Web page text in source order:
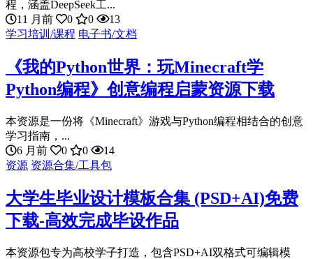
程，涵盖DeepSeek工...
11 月前
0 0
13
学习培训/课程 电子书/文档
《我的Python世界：玩Minecraft学
Python编程》创意编程启蒙资源下载
本资源是一份将《Minecraft》游戏与Python编程相结合的创意
学习指南，...
6 月前
0 0
14
资源 资源合集/工具包
大学生毕业设计模板合集 (PSD+AI)免费
下载-高效完成毕设作品
本资源包专为高校学子打造，包含PSD+AI双格式可编辑模